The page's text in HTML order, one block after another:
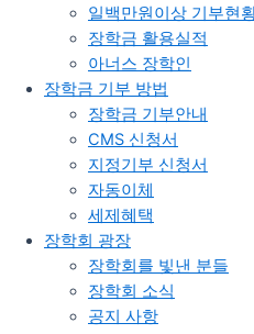
일백만원이상 기부현
장학금 활용실적
아너스 장학인
장학금 기부 방법
장학금 기부안내​
CMS 신청서
지정기부 신청서
자동이체
세제혜택
장학회 광장
장학회를 빛낸 분들​
장학회 소식
공지 사항